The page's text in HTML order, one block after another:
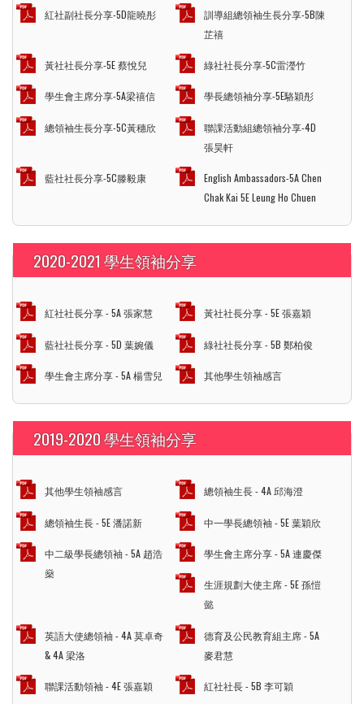
紅社副社長分享-5D龍曉彤
訓導組總領袖生長分享-5B陳
芷禧
黃社社長分享-5E 蔡悅兒 綠社社長分享-5C雷瀅竹
學生會主席分享-5A梁禧信 學長總領袖分享-5E駱穎彤
總領袖生長分享-5C黃穗欣
聯課活動組總領袖分享-4D
張昊軒
藍社社長分享-5C滕毅康
English Ambassadors-5A Chen
Chak Kai 5E Leung Ho Chuen
2020-2021 學生領袖分享
紅社社長分享 - 5A 張家慧 黃社社長分享 - 5E 張嘉穎
藍社社長分享 - 5D 葉婉儀 綠社社長分享 - 5B 鄭柏俊
學生會主席分享 - 5A 楊雪兒 其他學生領袖感言
2019-2020 學生領袖分享
其他學生領袖感言 總領袖生長 - 4A 邱海澄
總領袖生長 - 5E 潘諾新 中一學長總領袖 - 5E 葉穎欣
中二級學長總領袖 - 5A 趙浩
燊
學生會主席分享 - 5A 連慶傑
生涯規劃大使主席 - 5E 孫愷
懿
英語大使總領袖 - 4A 莫卓奇
& 4A 梁洛
德育及公民教育組主席 - 5A
麥君慧
聯課活動領袖 - 4E 張嘉穎 紅社社長 - 5B 李可穎